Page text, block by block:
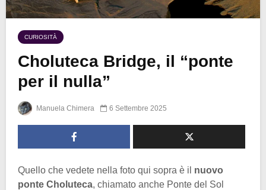
CURIOSITÀ
Choluteca Bridge, il “ponte
per il nulla”
Manuela Chimera 6 Settembre 2025
Quello che vedete nella foto qui sopra è il nuovo
ponte Choluteca, chiamato anche Ponte del Sol